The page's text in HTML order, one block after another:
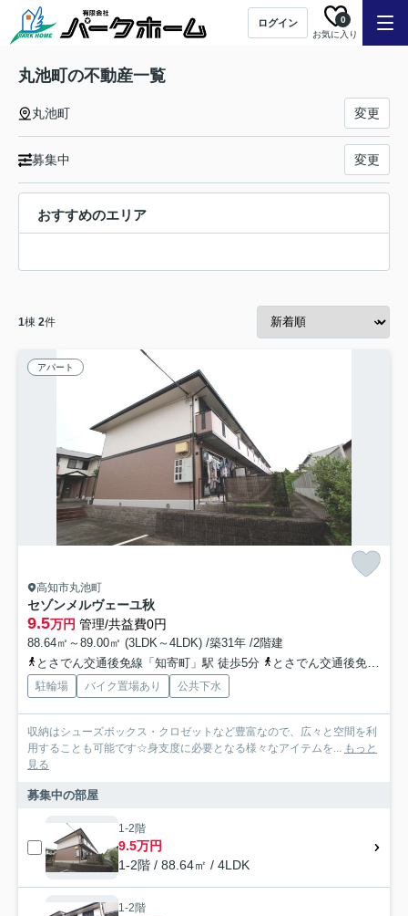
ログイン
お気に入り
0
丸池町の不動産一覧
丸池町 変更
募集中 変更
おすすめのエリア
1棟 2件
アパート
高知市丸池町
セゾンメルヴェーユ秋
9.5万円 管理/共益費0円
88.64㎡～89.00㎡ (3LDK～4LDK) /築31年 /2階建
とさでん交通後免線「知寄町」駅 徒歩5分
とさでん交通後免線「知寄町三丁目」駅 徒歩6分
駐輪場 バイク置場あり 公共下水
収納はシューズボックス・クロゼットなど豊富なので、広々と空間を利
用することも可能です☆身支度に必要となる様々なアイテムを... もっと
見る
募集中の部屋
1-2階
9.5万円
1-2階 / 88.64㎡ / 4LDK
1-2階